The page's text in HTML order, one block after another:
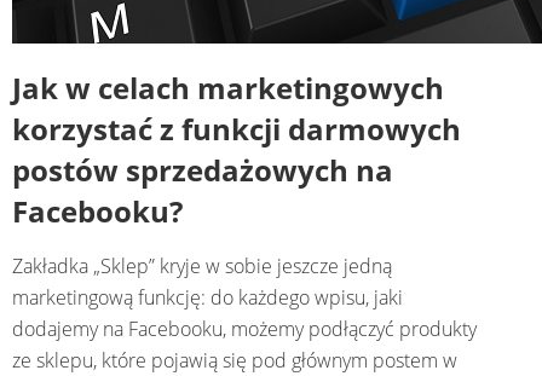
Jak w celach marketingowych
korzystać z funkcji darmowych
postów sprzedażowych na
Facebooku?
Zakładka „Sklep” kryje w sobie jeszcze jedną
marketingową funkcję: do każdego wpisu, jaki
dodajemy na Facebooku, możemy podłączyć produkty
ze sklepu, które pojawią się pod głównym postem w